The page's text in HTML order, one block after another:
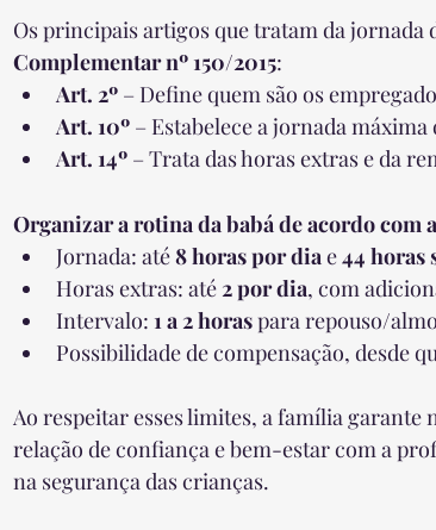
Os principais artigos que tratam da jornada
Complementar nº 150/2015:
Art. 2º – Define quem são os
Art. 10º – Estabelece a jornada
Art. 14º – Trata das horas extras e da
Organizar a rotina da babá de acordo
Jornada: até 8 horas por dia e 44 horas
Horas extras: até 2 por dia, com
Intervalo: 1 a 2 horas para repouso/
Possibilidade de compensação, desde
Ao respeitar esses limites, a família
relação de confiança e bem-estar com a
na segurança das crianças.